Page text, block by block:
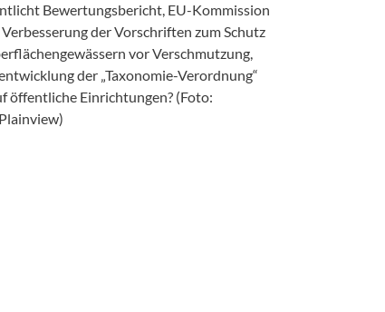
Bewertungsbericht, EU-Kommission
der Vorschriften zum Schutz
vor Verschmutzung,
der „Taxonomie-Verordnung“
öffentliche Einrichtungen? (Foto: